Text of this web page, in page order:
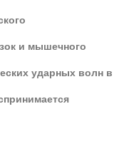
и мышечного
ударных волн в